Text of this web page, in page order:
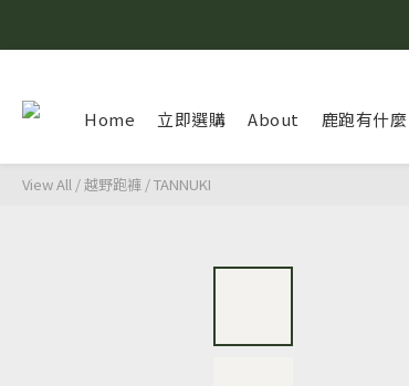
Home 立即選購 About 鹿跑有什麼
View All /越野跑褲 /TANNUKI